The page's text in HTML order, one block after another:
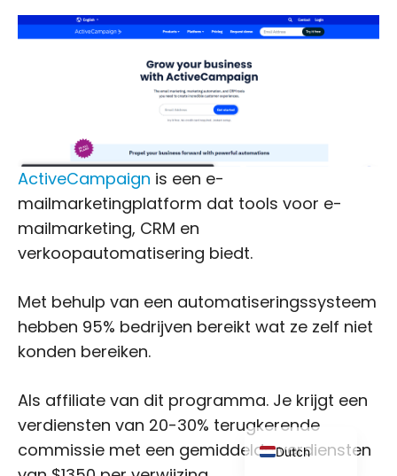
ActiveCampaign is een e-
mailmarketingplatform dat tools voor e-
mailmarketing, CRM en
verkoopautomatisering biedt.
Met behulp van een automatiseringssysteem
hebben 95% bedrijven bereikt wat ze zelf niet
konden bereiken.
Als affiliate van dit programma. Je krijgt een
verdiensten van 20-30% terugkerende
commissie met een gemiddelde verdiensten
Dutch
English
French
Spanish
Italian